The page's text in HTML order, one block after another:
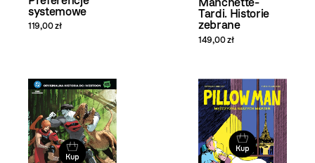
systemowe
119,00 zł
Tardi. Historie
zebrane
149,00 zł
Kup
Kup